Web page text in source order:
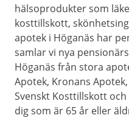
hälsoprodukter som
kosttillskott,
apotek i Höganäs har
samlar vi nya
Höganäs från stora
Apotek, Kronans
Svenskt Kosttillskott
dig som är 65 år eller